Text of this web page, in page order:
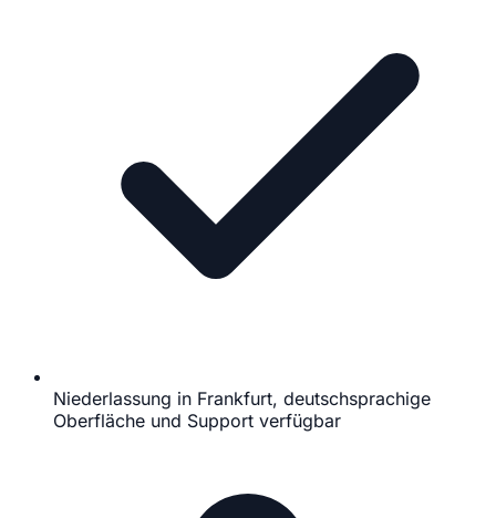
Niederlassung in Frankfurt, deutschsprachige
Oberfläche und Support verfügbar